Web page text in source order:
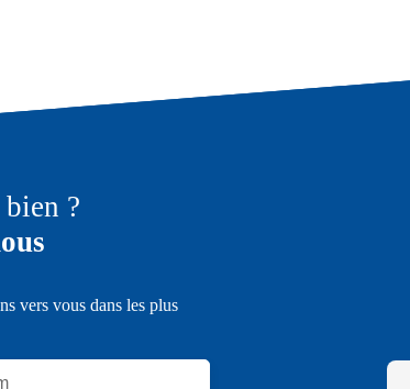
bien ?
vers vous dans les plus